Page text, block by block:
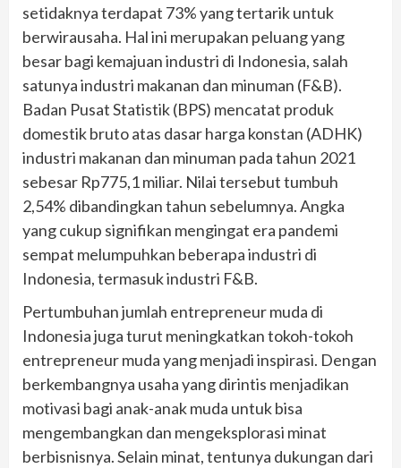
setidaknya terdapat 73% yang tertarik untuk
berwirausaha. Hal ini merupakan peluang yang
besar bagi kemajuan industri di Indonesia, salah
satunya industri makanan dan minuman (F&B).
Badan Pusat Statistik (BPS) mencatat produk
domestik bruto atas dasar harga konstan (ADHK)
industri makanan dan minuman pada tahun 2021
sebesar Rp775,1 miliar. Nilai tersebut tumbuh
2,54% dibandingkan tahun sebelumnya. Angka
yang cukup signifikan mengingat era pandemi
sempat melumpuhkan beberapa industri di
Indonesia, termasuk industri F&B.
Pertumbuhan jumlah entrepreneur muda di
Indonesia juga turut meningkatkan tokoh-tokoh
entrepreneur muda yang menjadi inspirasi. Dengan
berkembangnya usaha yang dirintis menjadikan
motivasi bagi anak-anak muda untuk bisa
mengembangkan dan mengeksplorasi minat
berbisnisnya. Selain minat, tentunya dukungan dari